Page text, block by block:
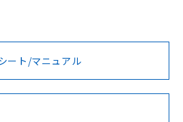
用いただく前に、以下を必ずお読
凡例
式承認
ウェー
BV型式承認
（フランス
KR型式
（韓国
ート/マニュアル